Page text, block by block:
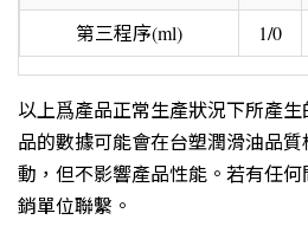
第三程序(ml)
1/0
以上爲產品正常生產狀況下所產
品的數據可能會在台塑潤滑油品
動，但不影響產品性能。若有任
銷單位聯繫。